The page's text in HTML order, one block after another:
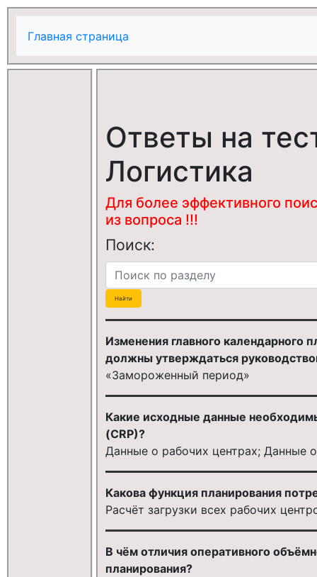
Главная страница
Ответы на
Логистика
Для более эффективного
из вопроса !!!
Поиск:
Изменения главного календарного
должны утверждаться
«Замороженный период»
Какие исходные данные
(CRP)?
Данные о рабочих центрах; Данные
Какова функция планирования
Расчёт загрузки всех рабочих
В чём отличия оперативного
планирования?